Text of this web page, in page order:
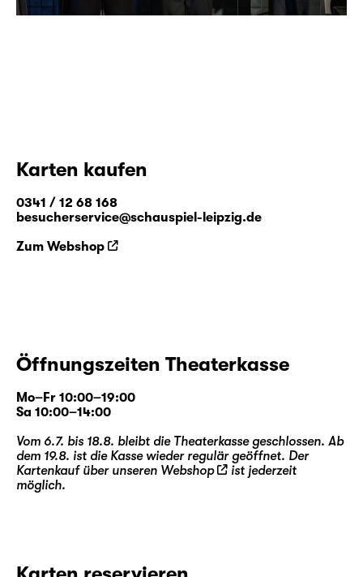
Karten kaufen
0341 / 12 68 168
besucherservice@schauspiel-leipzig.de
Zum Webshop
Öffnungszeiten Theaterkasse
Mo–Fr 10:00–19:00
Sa 10:00–14:00
Vom 6.7. bis 18.8. bleibt die Theaterkasse geschlossen. Ab
dem 19.8. ist die Kasse wieder regulär geöffnet. Der
Kartenkauf über unseren Webshop
ist jederzeit
möglich.